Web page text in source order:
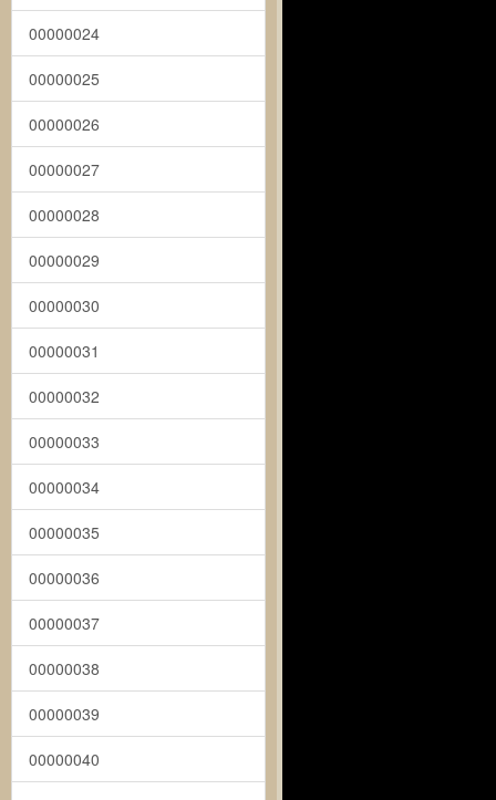
00000024
00000025
00000026
00000027
00000028
00000029
00000030
00000031
00000032
00000033
00000034
00000035
00000036
00000037
00000038
00000039
00000040